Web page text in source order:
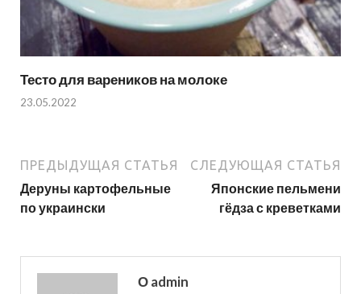
Тесто для вареников на молоке
23.05.2022
ПРЕДЫДУЩАЯ СТАТЬЯ
Деруны картофельные
по украински
СЛЕДУЮЩАЯ СТАТЬЯ
Японские пельмени
гёдза с креветками
О admin